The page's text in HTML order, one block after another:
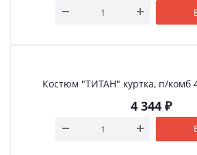
Костюм "ТИТАН" куртка, п/комб
4 344₽